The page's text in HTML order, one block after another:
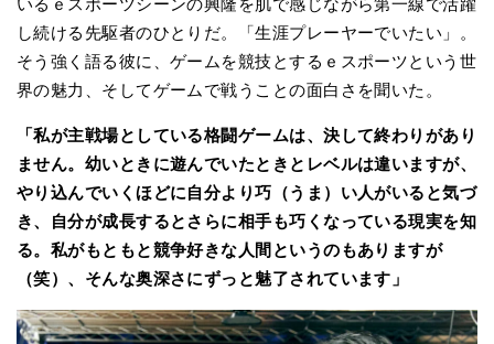
し続ける先駆者のひとりだ。「生涯プレーヤーでいたい」。
そう強く語る彼に、ゲームを競技とするｅスポーツという世
界の魅力、そしてゲームで戦うことの面白さを聞いた。
「私が主戦場としている格闘ゲームは、決して終わりがあり
ません。幼いときに遊んでいたときとレベルは違いますが、
やり込んでいくほどに自分より巧（うま）い人がいると気づ
き、自分が成長するとさらに相手も巧くなっている現実を知
る。私がもともと競争好きな人間というのもありますが
（笑）、そんな奥深さにずっと魅了されています」